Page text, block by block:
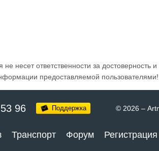
несет ответственности за достоверность и
предоставляемой пользователями!
96 Поддержка © 2026 –
Транспорт Форум Регистрация